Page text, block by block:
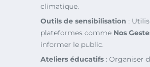
climatique.
Outils de sensibilisation :
plateformes comme Nos
informer le public.
Ateliers éducatifs : Organiser